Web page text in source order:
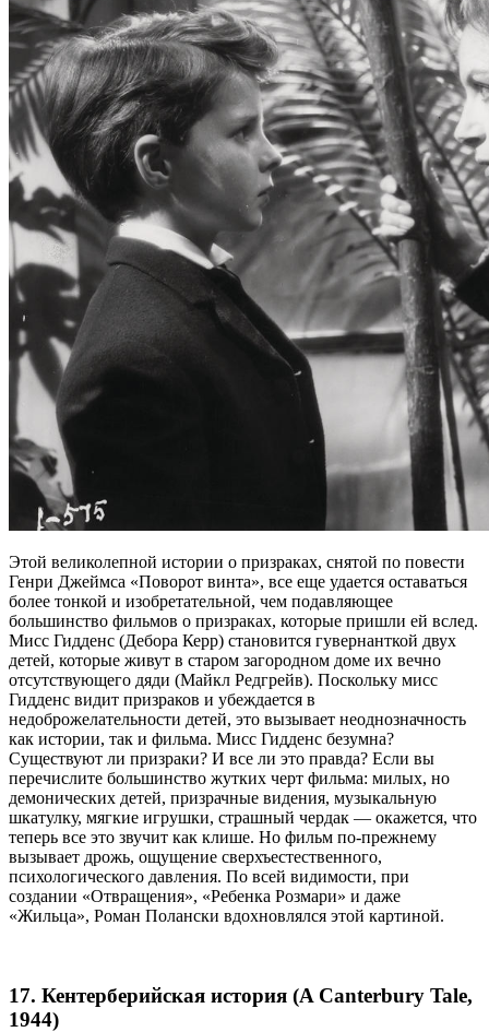
Этой великолепной истории о призраках, снятой по повести
Генри Джеймса «Поворот винта», все еще удается оставаться
более тонкой и изобретательной, чем подавляющее
большинство фильмов о призраках, которые пришли ей вслед.
Мисс Гидденс (Дебора Керр) становится гувернанткой двух
детей, которые живут в старом загородном доме их вечно
отсутствующего дяди (Майкл Редгрейв). Поскольку мисс
Гидденс видит призраков и убеждается в
недоброжелательности детей, это вызывает неоднозначность
как истории, так и фильма. Мисс Гидденс безумна?
Существуют ли призраки? И все ли это правда? Если вы
перечислите большинство жутких черт фильма: милых, но
демонических детей, призрачные видения, музыкальную
шкатулку, мягкие игрушки, страшный чердак — окажется, что
теперь все это звучит как клише. Но фильм по-прежнему
вызывает дрожь, ощущение сверхъестественного,
психологического давления. По всей видимости, при
создании «Отвращения», «Ребенка Розмари» и даже
«Жильца», Роман Полански вдохновлялся этой картиной.
17. Кентерберийская история (A Canterbury Tale,
1944)